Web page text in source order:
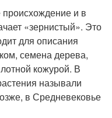
происхождение и в
«зернистый». Это
для описания
семена дерева,
кожурой. В
называли
в Средневековье